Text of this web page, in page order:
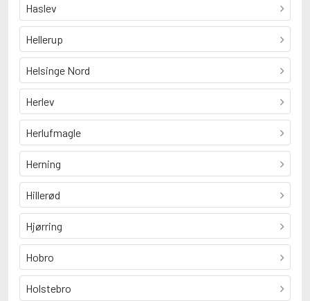
Haslev
Hellerup
Helsinge Nord
Herlev
Herlufmagle
Herning
Hillerød
Hjørring
Hobro
Holstebro